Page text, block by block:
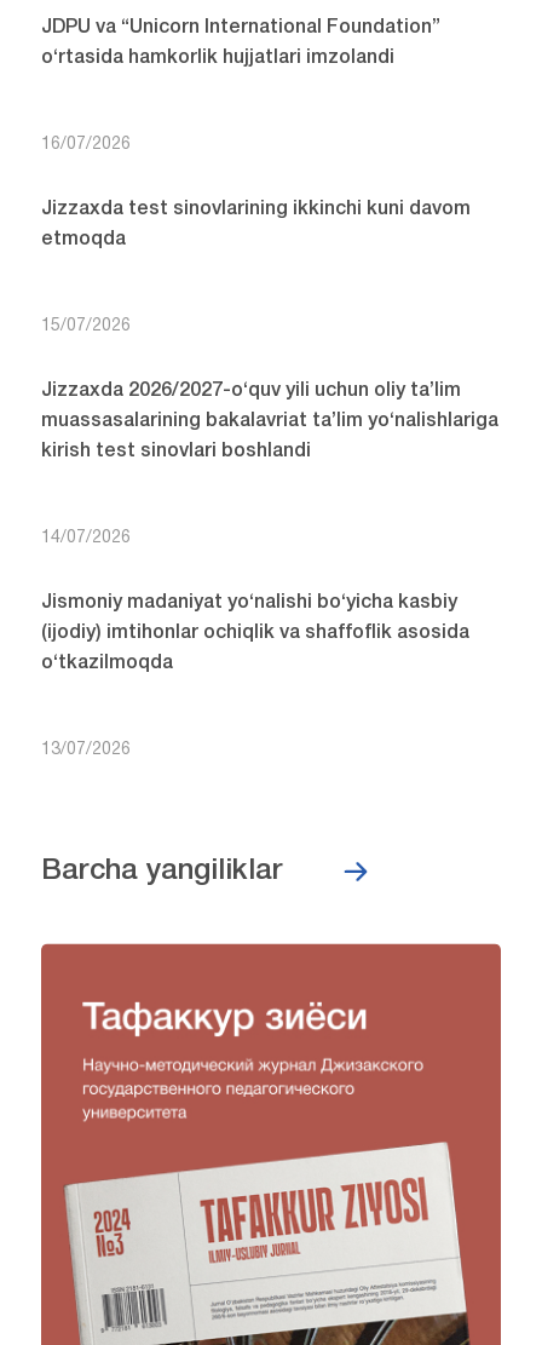
JDPU va “Unicorn International Foundation”
o‘rtasida hamkorlik hujjatlari imzolandi
16/07/2026
Jizzaxda test sinovlarining ikkinchi kuni davom
etmoqda
15/07/2026
Jizzaxda 2026/2027-o‘quv yili uchun oliy ta’lim
muassasalarining bakalavriat ta’lim yo‘nalishlariga
kirish test sinovlari boshlandi
14/07/2026
Jismoniy madaniyat yo‘nalishi bo‘yicha kasbiy
(ijodiy) imtihonlar ochiqlik va shaffoflik asosida
o‘tkazilmoqda
13/07/2026
Barcha yangiliklar